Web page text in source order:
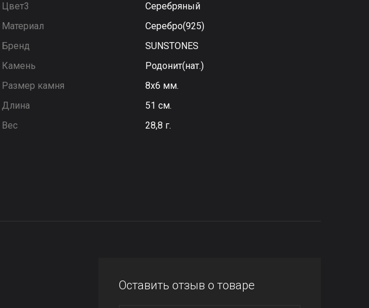
Цвет3
Серебряный
Материал
Серебро(925)
Бренд
SUNSTONES
Камень
Родонит(нат.)
Размер камня
8х6 мм.
Длина
51 см.
Вес
28,8 г.
Оставить отзыв о товаре